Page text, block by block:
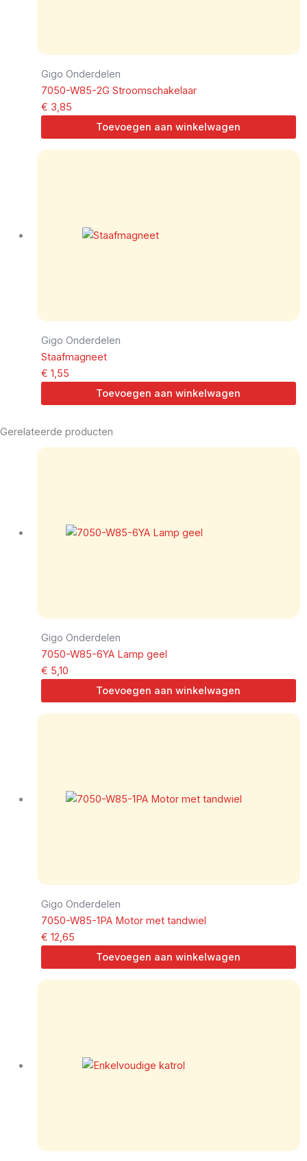
Gigo Onderdelen
7050-W85-2G Stroomschakelaar
€ 3,85
Toevoegen aan winkelwagen
Gigo Onderdelen
Staafmagneet
€ 1,55
Toevoegen aan winkelwagen
Gerelateerde producten
Gigo Onderdelen
7050-W85-6YA Lamp geel
€ 5,10
Toevoegen aan winkelwagen
Gigo Onderdelen
7050-W85-1PA Motor met tandwiel
€ 12,65
Toevoegen aan winkelwagen